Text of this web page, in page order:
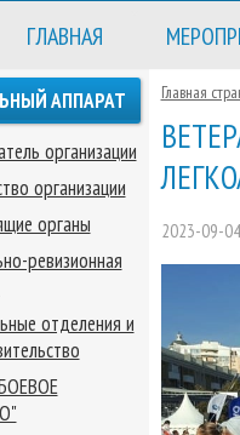
ГЛАВНАЯ
Главная
2023-09-04
АППАРАТ
организации
организации
органы
ревизионная
отделения и